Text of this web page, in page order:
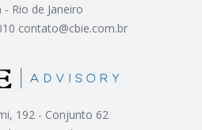
- Rio de Janeiro
contato@cbie.com.br
192 - Conjunto 62